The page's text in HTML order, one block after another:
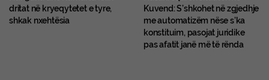
dritat në kryeqytetet e tyre,
shkak nxehtësia
Kuvend: S’shkohet në zgjedhje
me automatizëm nëse s’ka
konstituim, pasojat juridike
pas afatit janë më të rënda